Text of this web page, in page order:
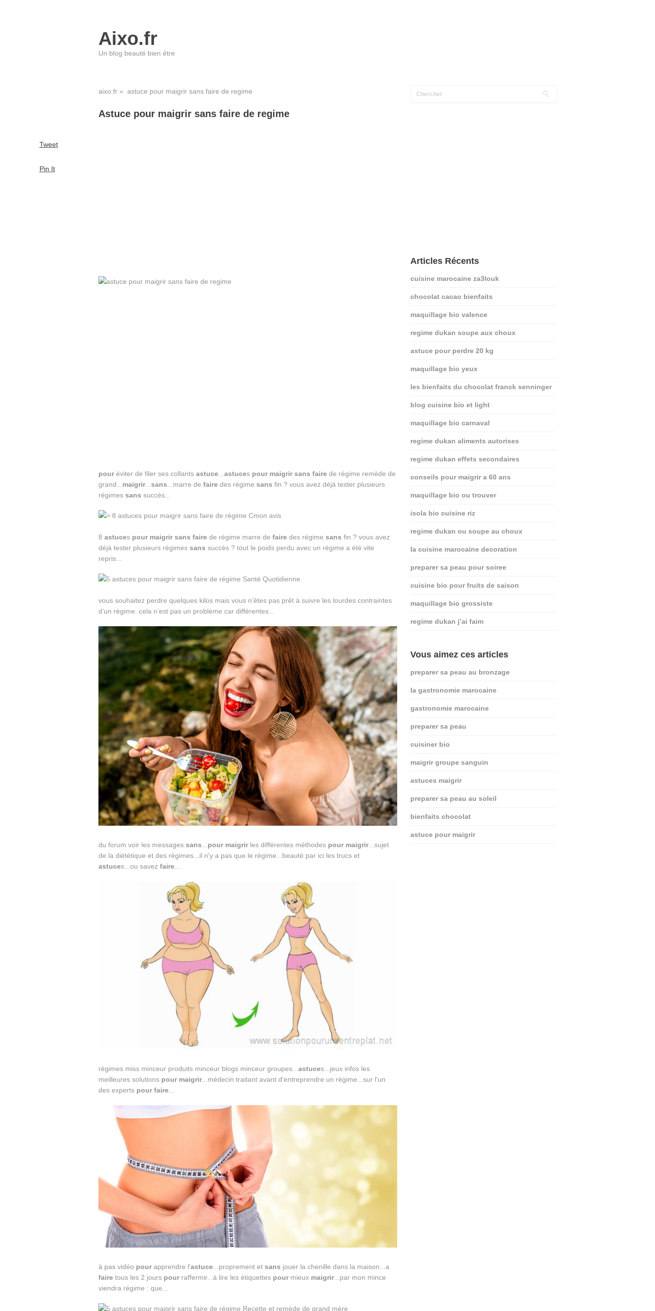
Aixo.fr
Un blog beauté bien être
aixo.fr» astuce pour maigrir sans faire de regime
Astuce pour maigrir sans faire de regime
pouréviter de filer ses collants astuce... astuces pour maigrir sans fairede régime remède de
grand... maigrir... sans ...marre de fairedes régime sans fin ? vous avez déjà tester plusieurs
régimes sans succès...
8 astuces pour maigrir sans fairede régime marre de fairedes régime sans fin ? vous avez
déjà tester plusieurs régimes sans succès ? tout le poids perdu avec un régime a été vite
repris...
vous souhaitez perdre quelques kilos mais vous n’êtes pas prêt à suivre les lourdes contraintes
d’un régime. cela n’est pas un problème car différentes...
du forum voir les messages sans pour maigrirles différentes méthodes pour maigrir...sujet
de la diététique et des régimes...il n'y a pas que le régime...beauté par ici les trucs et
astuces...ou savez faire...
régimes miss minceur produits minceur blogs minceur groupes... astuces...jeux infos les
meilleures solutions pour maigrir...médecin traitant avant d'entreprendre un régime...sur l'un
des experts pour faire...
à pas vidéo pourapprendre l'astuce...proprement et sans jouer la chenille dans la maison...a
fairetous les 2 jours pourraffermir...à lire les étiquettes pourmieux maigrir...par mon mince
viendra régime : que...
Tweet
Pin It
Articles Récents
cuisine marocaine za3louk
chocolat cacao bienfaits
maquillage bio valence
regime dukan soupe aux choux
astuce pour perdre 20 kg
maquillage bio yeux
les bienfaits du chocolat franck senninger
blog cuisine bio et light
maquillage bio carnaval
regime dukan aliments autorises
regime dukan effets secondaires
conseils pour maigrir a 60 ans
maquillage bio ou trouver
isola bio cuisine riz
regime dukan ou soupe au choux
la cuisine marocaine decoration
preparer sa peau pour soiree
cuisine bio pour fruits de saison
maquillage bio grossiste
regime dukan j’ai faim
Vous aimez ces articles
preparer sa peau au bronzage
la gastronomie marocaine
gastronomie marocaine
preparer sa peau
cuisiner bio
maigrir groupe sanguin
astuces maigrir
preparer sa peau au soleil
bienfaits chocolat
astuce pour maigrir